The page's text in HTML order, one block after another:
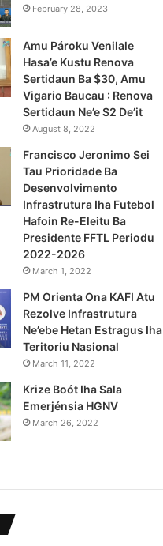
February 28, 2023
Amu Pároku Venilale
Hasa’e Kustu Renova
Sertidaun Ba $30, Amu
Vigario Baucau : Renova
Sertidaun Ne’e $2 De’it
August 8, 2022
Francisco Jeronimo Sei
Tau Prioridade Ba
Desenvolvimento
Infrastrutura Iha Futebol
Hafoin Re-Eleitu Ba
Presidente FFTL Periodu
2022-2026
March 1, 2022
PM Orienta Ona KAFI Atu
Rezolve Infrastrutura
Ne’ebe Hetan Estragus Iha
Teritoriu Nasional
March 11, 2022
Krize Boót Iha Sala
Emerjénsia HGNV
March 26, 2022